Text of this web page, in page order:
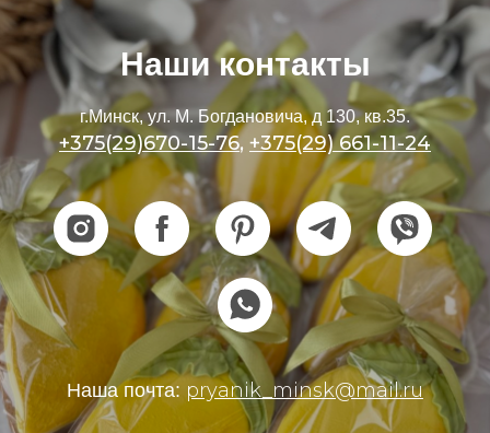
Наши контакты
г.Минск, ул. М. Богдановича, д 130, кв.35.
+375(29)670-15-76, +375(29) 661-11-24
Наша почта: pryanik_minsk@mail.ru